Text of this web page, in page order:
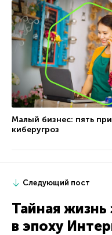
Малый бизнес: пять
киберугроз
Следующий пост
Тайная жизнь
в эпоху